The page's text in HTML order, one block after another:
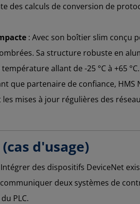
des calculs de conversion de
: Avec son boîtier slim conçu
Sa structure robuste en
allant de -25 °C à +65 °C.
que partenaire de confiance,
mises à jour régulières des
d'usage)
des dispositifs DeviceNet
deux systèmes de
PLC.